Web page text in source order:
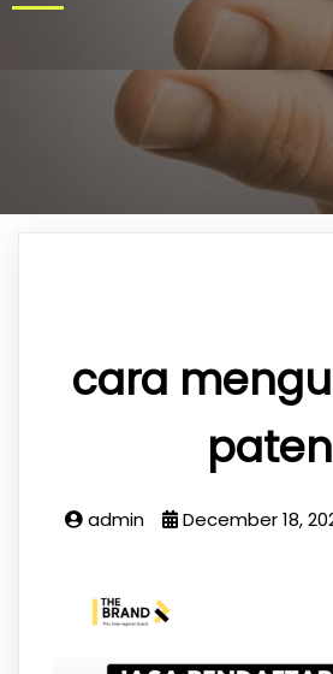
cara
paten
admin December 18,